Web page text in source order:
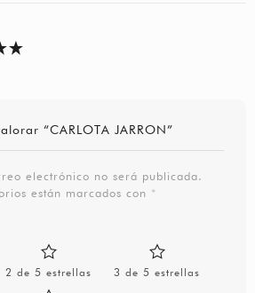
“CARLOTA JARRON”
electrónico no será publicada.
están marcados con *
2 de 5 estrellas 3 de 5 estrellas